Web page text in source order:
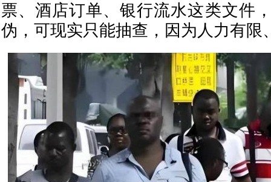
票、酒店订单、银行流水这类文件
伪，可现实只能抽查，因为人力有限